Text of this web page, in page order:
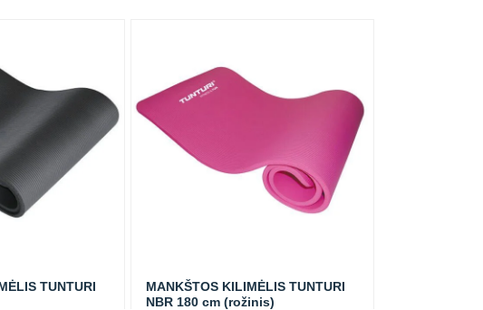
TUNTURI
MANKŠTOS KILIMĖLIS TUNTURI
NBR 180 cm (rožinis)